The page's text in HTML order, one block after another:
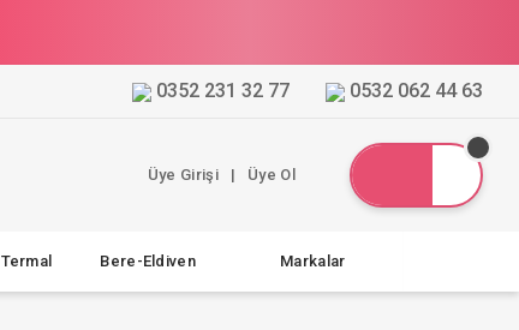
0352 231 32 77 0532 062 44 63
Üye Girişi | Üye Ol
Termal Bere-Eldiven Markalar